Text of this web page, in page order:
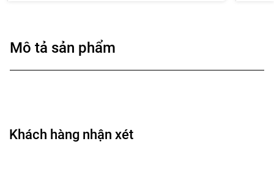
Mô tả sản phẩm
Khách hàng nhận xét